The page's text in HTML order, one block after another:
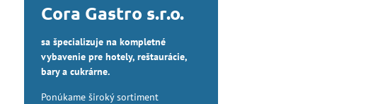
Cora Gastro s.r.o.
sa špecializuje na kompletné
vybavenie pre hotely, reštaurácie,
bary a cukrárne.
Ponúkame široký sortiment